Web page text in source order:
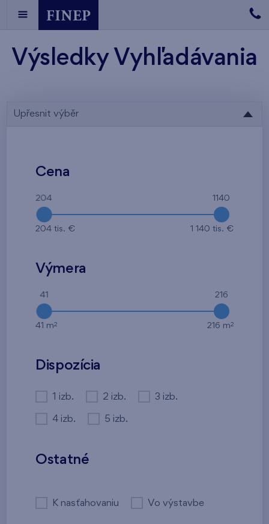
Výsledky Vyhľadávania
Upřesnit výběr
Cena
204 1140
204 tis. € 1 140 tis. €
Výmera
41 216
41 m2 216 m2
Dispozícia
1 izb. 2 izb. 3 izb.
4 izb. 5 izb.
Ostatné
K nasťahovaniu Vo výstavbe